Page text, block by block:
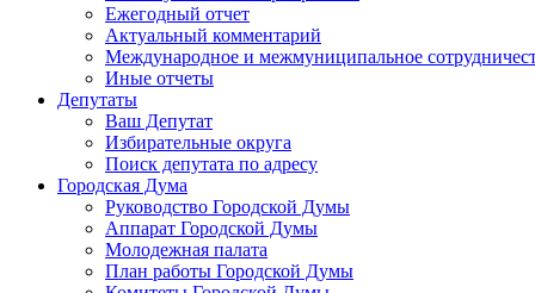
Ежегодный отчет
Актуальный комментарий
Международное и межмуниципальное
Иные отчеты
Депутаты
Ваш Депутат
Избирательные округа
Поиск депутата по адресу
Городская Дума
Руководство Городской Думы
Аппарат Городской Думы
Молодежная палата
План работы Городской Думы